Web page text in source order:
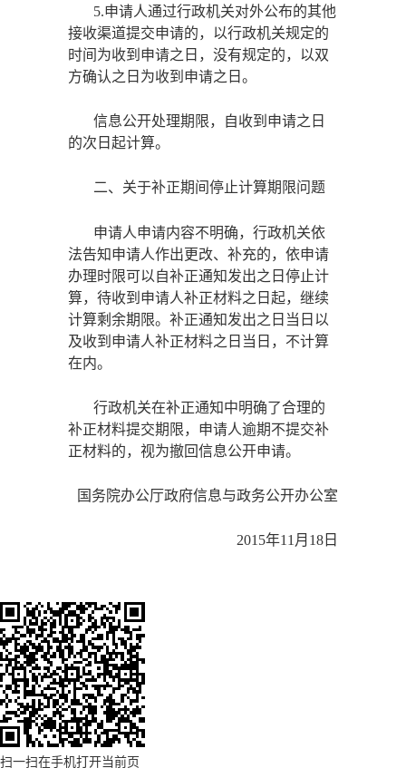
5.申请人通过行政机关对外公布的其他
接收渠道提交申请的，以行政机关规定的
时间为收到申请之日，没有规定的，以双
方确认之日为收到申请之日。
信息公开处理期限，自收到申请之日
的次日起计算。
二、关于补正期间停止计算期限问题
申请人申请内容不明确，行政机关依
法告知申请人作出更改、补充的，依申请
办理时限可以自补正通知发出之日停止计
算，待收到申请人补正材料之日起，继续
计算剩余期限。补正通知发出之日当日以
及收到申请人补正材料之日当日，不计算
在内。
行政机关在补正通知中明确了合理的
补正材料提交期限，申请人逾期不提交补
正材料的，视为撤回信息公开申请。
国务院办公厅政府信息与政务公开办公室
2015年11月18日
扫一扫在手机打开当前页